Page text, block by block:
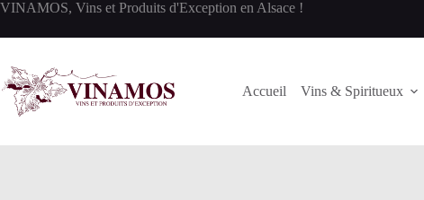
Passer
contenu
VINAMOS, Vins et Produits d'Exception en Alsace !
Accueil Vins & Spiritueux